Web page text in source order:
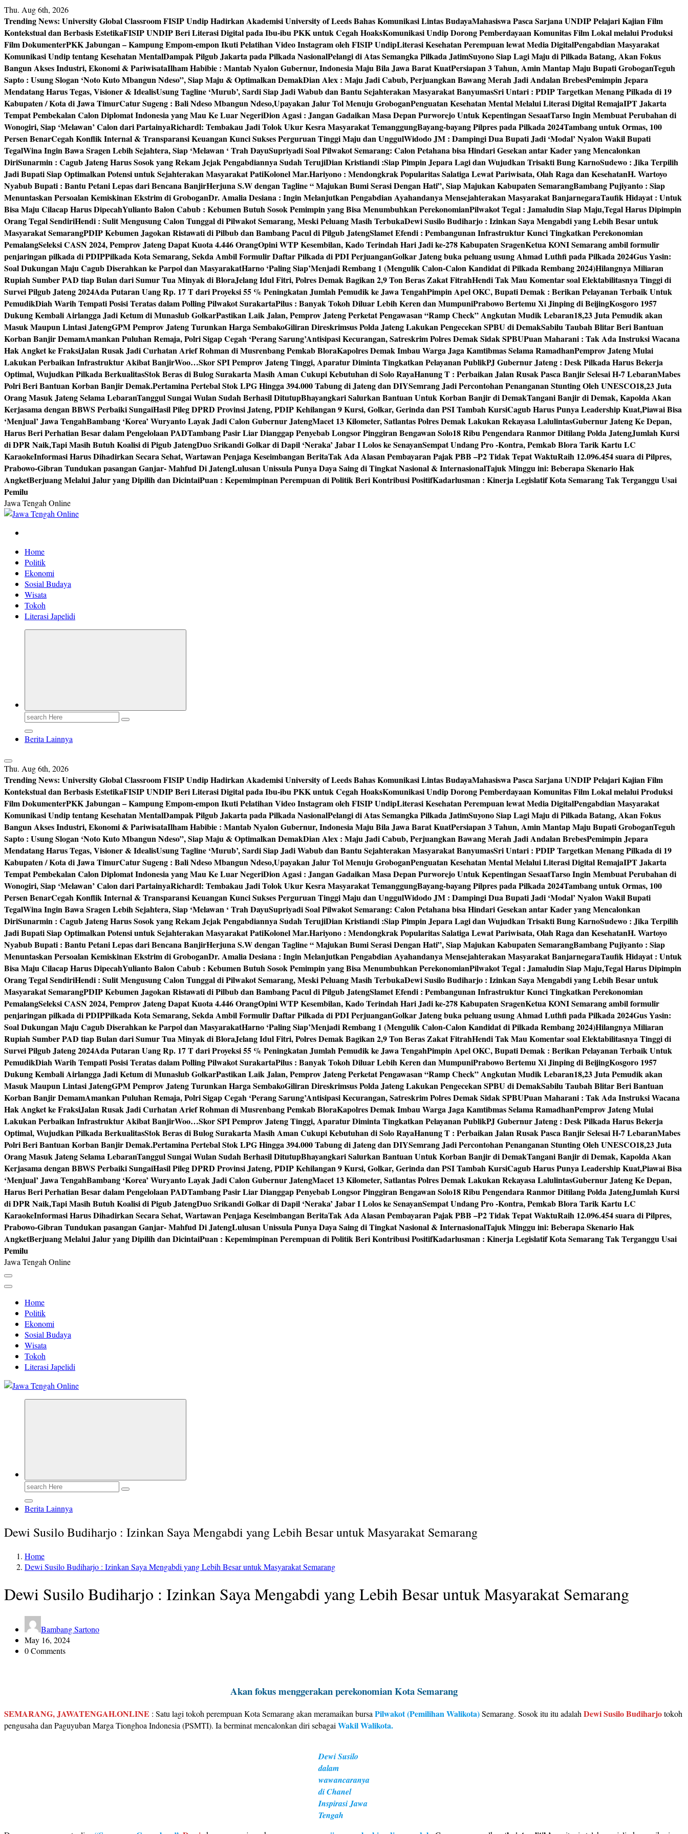
Skip
to
content
Thu. Aug 6th, 2026
Trending News: University Global Classroom FISIP Undip Hadirkan Akademisi University of Leeds Bahas Komunikasi Lintas BudayaMahasiswa Pasca Sarjana UNDIP Pelajari Kajian Film
Kontekstual dan Berbasis EstetikaFISIP UNDIP Beri Literasi Digital pada Ibu-ibu PKK untuk Cegah HoaksKomunikasi Undip Dorong Pemberdayaan Komunitas Film Lokal melalui Produksi
Film DokumenterPKK Jabungan – Kampung Empom-empon Ikuti Pelatihan Video Instagram oleh FISIP UndipLiterasi Kesehatan Perempuan lewat Media DigitalPengabdian Masyarakat
Komunikasi Undip tentang Kesehatan MentalDampak Pilgub Jakarta pada Pilkada NasionalPelangi di Atas Semangka Pilkada JatimSuyono Siap Lagi Maju di Pilkada Batang, Akan Fokus
Bangun Akses Industri, Ekonomi & PariwisataIlham Habibie : Mantab Nyalon Gubernur, Indonesia Maju Bila Jawa Barat KuatPersiapan 3 Tahun, Amin Mantap Maju Bupati GroboganTeguh
Sapto : Usung Slogan ‘Noto Kuto Mbangun Ndeso”, Siap Maju & Optimalkan DemakDian Alex : Maju Jadi Cabub, Perjuangkan Bawang Merah Jadi Andalan BrebesPemimpin Jepara
Mendatang Harus Tegas, Visioner & IdealisUsung Tagline ‘Murub’, Sardi Siap Jadi Wabub dan Bantu Sejahterakan Masyarakat BanyumasSri Untari : PDIP Targetkan Menang Pilkada di 19
Kabupaten / Kota di Jawa TimurCatur Sugeng : Bali Ndeso Mbangun Ndeso,Upayakan Jalur Tol Menuju GroboganPenguatan Kesehatan Mental Melalui Literasi Digital RemajaIPT Jakarta
Tempat Pembekalan Calon Diplomat Indonesia yang Mau Ke Luar NegeriDion Agasi : Jangan Gadaikan Masa Depan Purworejo Untuk Kepentingan SesaatTarso Ingin Membuat Perubahan di
Wonogiri, Siap ‘Melawan’ Calon dari PartainyaRichardl: Tembakau Jadi Tolok Ukur Kesra Masyarakat TemanggungBayang-bayang Pilpres pada Pilkada 2024Tambang untuk Ormas, 100
Persen BenarCegah Konflik Internal & Transparansi Keuangan Kunci Sukses Perguruan Tinggi Maju dan UnggulWidodo JM : Dampingi Dua Bupati Jadi ‘Modal’ Nyalon Wakil Bupati
TegalWina Ingin Bawa Sragen Lebih Sejahtera, Siap ‘Melawan ‘ Trah DayuSupriyadi Soal Pilwakot Semarang: Calon Petahana bisa Hindari Gesekan antar Kader yang Mencalonkan
DiriSunarmin : Cagub Jateng Harus Sosok yang Rekam Jejak Pengabdiannya Sudah TerujiDian Kristiandi :Siap Pimpin Jepara Lagi dan Wujudkan Trisakti Bung KarnoSudewo : Jika Terpilih
Jadi Bupati Siap Optimalkan Potensi untuk Sejahterakan Masyarakat PatiKolonel Mar.Hariyono : Mendongkrak Popularitas Salatiga Lewat Pariwisata, Olah Raga dan KesehatanH. Wartoyo
Nyabub Bupati : Bantu Petani Lepas dari Bencana BanjirHerjuna S.W dengan Tagline “ Majukan Bumi Serasi Dengan Hati”, Siap Majukan Kabupaten SemarangBambang Pujiyanto : Siap
Menuntaskan Persoalan Kemiskinan Ekstrim di GroboganDr. Amalia Desiana : Ingin Melanjutkan Pengabdian Ayahandanya Mensejahterakan Masyarakat BanjarnegaraTaufik Hidayat : Untuk
Bisa Maju Cilacap Harus DipecahYulianto Balon Cabub : Kebumen Butuh Sosok Pemimpin yang Bisa Menumbuhkan PerekonomianPilwakot Tegal : Jamaludin Siap Maju,Tegal Harus Dipimpin
Orang Tegal SendiriHendi : Sulit Mengusung Calon Tunggal di Pilwakot Semarang, Meski Peluang Masih TerbukaDewi Susilo Budiharjo : Izinkan Saya Mengabdi yang Lebih Besar untuk
Masyarakat SemarangPDIP Kebumen Jagokan Ristawati di Pilbub dan Bambang Pacul di Pilgub JatengSlamet Efendi : Pembangunan Infrastruktur Kunci Tingkatkan Perekonomian
PemalangSeleksi CASN 2024, Pemprov Jateng Dapat Kuota 4.446 OrangOpini WTP Kesembilan, Kado Terindah Hari Jadi ke-278 Kabupaten SragenKetua KONI Semarang ambil formulir
penjaringan pilkada di PDIPPilkada Kota Semarang, Sekda Ambil Formulir Daftar Pilkada di PDI PerjuanganGolkar Jateng buka peluang usung Ahmad Luthfi pada Pilkada 2024Gus Yasin:
Soal Dukungan Maju Cagub Diserahkan ke Parpol dan MasyarakatHarno ‘Paling Siap’Menjadi Rembang 1 (Mengulik Calon-Calon Kandidat di Pilkada Rembang 2024)Hilangnya Miliaran
Rupiah Sumber PAD tiap Bulan dari Sumur Tua Minyak di BloraJelang Idul Fitri, Polres Demak Bagikan 2,9 Ton Beras Zakat FitrahHendi Tak Mau Komentar soal Elektabilitasnya Tinggi di
Survei Pilgub Jateng 2024Ada Putaran Uang Rp. 17 T dari Proyeksi 55 % Peningkatan Jumlah Pemudik ke Jawa TengahPimpin Apel OKC, Bupati Demak : Berikan Pelayanan Terbaik Untuk
PemudikDiah Warih Tempati Posisi Teratas dalam Polling Pilwakot SurakartaPilus : Banyak Tokoh Diluar Lebih Keren dan MumpuniPrabowo Bertemu Xi Jinping di BeijingKosgoro 1957
Dukung Kembali Airlangga Jadi Ketum di Munaslub GolkarPastikan Laik Jalan, Pemprov Jateng Perketat Pengawasan “Ramp Check” Angkutan Mudik Lebaran18,23 Juta Pemudik akan
Masuk Maupun Lintasi JatengGPM Pemprov Jateng Turunkan Harga SembakoGiliran Direskrimsus Polda Jateng Lakukan Pengecekan SPBU di DemakSabilu Taubah Blitar Beri Bantuan
Korban Banjir DemamAmankan Puluhan Remaja, Polri Sigap Cegah ‘Perang Sarung’Antisipasi Kecurangan, Satreskrim Polres Demak Sidak SPBUPuan Maharani : Tak Ada Instruksi Wacana
Hak Angket ke FraksiJalan Rusak Jadi Curhatan Arief Rohman di Musrenbang Pemkab BloraKapolres Demak Imbau Warga Jaga Kamtibmas Selama RamadhanPemprov Jateng Mulai
Lakukan Perbaikan Infrastruktur Akibat BanjirWoo…Skor SPI Pemprov Jateng Tinggi, Aparatur Diminta Tingkatkan Pelayanan PublikPJ Gubernur Jateng : Desk Pilkada Harus Bekerja
Optimal, Wujudkan Pilkada BerkualitasStok Beras di Bulog Surakarta Masih Aman Cukupi Kebutuhan di Solo RayaHanung T : Perbaikan Jalan Rusak Pasca Banjir Selesai H-7 LebaranMabes
Polri Beri Bantuan Korban Banjir Demak.Pertamina Pertebal Stok LPG Hingga 394.000 Tabung di Jateng dan DIYSemrang Jadi Percontohan Penanganan Stunting Oleh UNESCO18,23 Juta
Orang Masuk Jateng Selama LebaranTanggul Sungai Wulan Sudah Berhasil DitutupBhayangkari Salurkan Bantuan Untuk Korban Banjir di DemakTangani Banjir di Demak, Kapolda Akan
Kerjasama dengan BBWS Perbaiki SungaiHasil Pileg DPRD Provinsi Jateng, PDIP Kehilangan 9 Kursi, Golkar, Gerinda dan PSI Tambah KursiCagub Harus Punya Leadership Kuat,Piawai Bisa
‘Menjual’ Jawa TengahBambang ‘Korea’ Wuryanto Layak Jadi Calon Gubernur JatengMacet 13 Kilometer, Satlantas Polres Demak Lakukan Rekayasa LalulintasGubernur Jateng Ke Depan,
Harus Beri Perhatian Besar dalam Pengelolaan PADTambang Pasir Liar Dianggap Penyebab Longsor Pinggiran Bengawan Solo18 Ribu Pengendara Ranmor Ditilang Polda JatengJumlah Kursi
di DPR Naik,Tapi Masih Butuh Koalisi di Pigub JatengDuo Srikandi Golkar di Dapil ‘Neraka’ Jabar I Lolos ke SenayanSempat Undang Pro -Kontra, Pemkab Blora Tarik Kartu LC
KaraokeInformasi Harus Dihadirkan Secara Sehat, Wartawan Penjaga Keseimbangan BeritaTak Ada Alasan Pembayaran Pajak PBB –P2 Tidak Tepat WaktuRaih 12.096.454 suara di Pilpres,
Prabowo-Gibran Tundukan pasangan Ganjar- Mahfud Di JatengLulusan Unissula Punya Daya Saing di Tingkat Nasional & InternasionalTajuk Minggu ini: Beberapa Skenario Hak
AngketBerjuang Melalui Jalur yang Dipilih dan DicintaiPuan : Kepemimpinan Perempuan di Politik Beri Kontribusi PositifKadarlusman : Kinerja Legislatif Kota Semarang Tak Terganggu Usai
Pemilu
Jawa Tengah Online
Berita Jawa Tengah Terbaru dan Terkini
Home
Politik
Ekonomi
Sosial Budaya
Wisata
Tokoh
Literasi Japelidi
Search
Berita Lainnya
Thu. Aug 6th, 2026
Trending News: University Global Classroom FISIP Undip Hadirkan Akademisi University of Leeds Bahas Komunikasi Lintas BudayaMahasiswa Pasca Sarjana UNDIP Pelajari Kajian Film
Kontekstual dan Berbasis EstetikaFISIP UNDIP Beri Literasi Digital pada Ibu-ibu PKK untuk Cegah HoaksKomunikasi Undip Dorong Pemberdayaan Komunitas Film Lokal melalui Produksi
Film DokumenterPKK Jabungan – Kampung Empom-empon Ikuti Pelatihan Video Instagram oleh FISIP UndipLiterasi Kesehatan Perempuan lewat Media DigitalPengabdian Masyarakat
Komunikasi Undip tentang Kesehatan MentalDampak Pilgub Jakarta pada Pilkada NasionalPelangi di Atas Semangka Pilkada JatimSuyono Siap Lagi Maju di Pilkada Batang, Akan Fokus
Bangun Akses Industri, Ekonomi & PariwisataIlham Habibie : Mantab Nyalon Gubernur, Indonesia Maju Bila Jawa Barat KuatPersiapan 3 Tahun, Amin Mantap Maju Bupati GroboganTeguh
Sapto : Usung Slogan ‘Noto Kuto Mbangun Ndeso”, Siap Maju & Optimalkan DemakDian Alex : Maju Jadi Cabub, Perjuangkan Bawang Merah Jadi Andalan BrebesPemimpin Jepara
Mendatang Harus Tegas, Visioner & IdealisUsung Tagline ‘Murub’, Sardi Siap Jadi Wabub dan Bantu Sejahterakan Masyarakat BanyumasSri Untari : PDIP Targetkan Menang Pilkada di 19
Kabupaten / Kota di Jawa TimurCatur Sugeng : Bali Ndeso Mbangun Ndeso,Upayakan Jalur Tol Menuju GroboganPenguatan Kesehatan Mental Melalui Literasi Digital RemajaIPT Jakarta
Tempat Pembekalan Calon Diplomat Indonesia yang Mau Ke Luar NegeriDion Agasi : Jangan Gadaikan Masa Depan Purworejo Untuk Kepentingan SesaatTarso Ingin Membuat Perubahan di
Wonogiri, Siap ‘Melawan’ Calon dari PartainyaRichardl: Tembakau Jadi Tolok Ukur Kesra Masyarakat TemanggungBayang-bayang Pilpres pada Pilkada 2024Tambang untuk Ormas, 100
Persen BenarCegah Konflik Internal & Transparansi Keuangan Kunci Sukses Perguruan Tinggi Maju dan UnggulWidodo JM : Dampingi Dua Bupati Jadi ‘Modal’ Nyalon Wakil Bupati
TegalWina Ingin Bawa Sragen Lebih Sejahtera, Siap ‘Melawan ‘ Trah DayuSupriyadi Soal Pilwakot Semarang: Calon Petahana bisa Hindari Gesekan antar Kader yang Mencalonkan
DiriSunarmin : Cagub Jateng Harus Sosok yang Rekam Jejak Pengabdiannya Sudah TerujiDian Kristiandi :Siap Pimpin Jepara Lagi dan Wujudkan Trisakti Bung KarnoSudewo : Jika Terpilih
Jadi Bupati Siap Optimalkan Potensi untuk Sejahterakan Masyarakat PatiKolonel Mar.Hariyono : Mendongkrak Popularitas Salatiga Lewat Pariwisata, Olah Raga dan KesehatanH. Wartoyo
Nyabub Bupati : Bantu Petani Lepas dari Bencana BanjirHerjuna S.W dengan Tagline “ Majukan Bumi Serasi Dengan Hati”, Siap Majukan Kabupaten SemarangBambang Pujiyanto : Siap
Menuntaskan Persoalan Kemiskinan Ekstrim di GroboganDr. Amalia Desiana : Ingin Melanjutkan Pengabdian Ayahandanya Mensejahterakan Masyarakat BanjarnegaraTaufik Hidayat : Untuk
Bisa Maju Cilacap Harus DipecahYulianto Balon Cabub : Kebumen Butuh Sosok Pemimpin yang Bisa Menumbuhkan PerekonomianPilwakot Tegal : Jamaludin Siap Maju,Tegal Harus Dipimpin
Orang Tegal SendiriHendi : Sulit Mengusung Calon Tunggal di Pilwakot Semarang, Meski Peluang Masih TerbukaDewi Susilo Budiharjo : Izinkan Saya Mengabdi yang Lebih Besar untuk
Masyarakat SemarangPDIP Kebumen Jagokan Ristawati di Pilbub dan Bambang Pacul di Pilgub JatengSlamet Efendi : Pembangunan Infrastruktur Kunci Tingkatkan Perekonomian
PemalangSeleksi CASN 2024, Pemprov Jateng Dapat Kuota 4.446 OrangOpini WTP Kesembilan, Kado Terindah Hari Jadi ke-278 Kabupaten SragenKetua KONI Semarang ambil formulir
penjaringan pilkada di PDIPPilkada Kota Semarang, Sekda Ambil Formulir Daftar Pilkada di PDI PerjuanganGolkar Jateng buka peluang usung Ahmad Luthfi pada Pilkada 2024Gus Yasin:
Soal Dukungan Maju Cagub Diserahkan ke Parpol dan MasyarakatHarno ‘Paling Siap’Menjadi Rembang 1 (Mengulik Calon-Calon Kandidat di Pilkada Rembang 2024)Hilangnya Miliaran
Rupiah Sumber PAD tiap Bulan dari Sumur Tua Minyak di BloraJelang Idul Fitri, Polres Demak Bagikan 2,9 Ton Beras Zakat FitrahHendi Tak Mau Komentar soal Elektabilitasnya Tinggi di
Survei Pilgub Jateng 2024Ada Putaran Uang Rp. 17 T dari Proyeksi 55 % Peningkatan Jumlah Pemudik ke Jawa TengahPimpin Apel OKC, Bupati Demak : Berikan Pelayanan Terbaik Untuk
PemudikDiah Warih Tempati Posisi Teratas dalam Polling Pilwakot SurakartaPilus : Banyak Tokoh Diluar Lebih Keren dan MumpuniPrabowo Bertemu Xi Jinping di BeijingKosgoro 1957
Dukung Kembali Airlangga Jadi Ketum di Munaslub GolkarPastikan Laik Jalan, Pemprov Jateng Perketat Pengawasan “Ramp Check” Angkutan Mudik Lebaran18,23 Juta Pemudik akan
Masuk Maupun Lintasi JatengGPM Pemprov Jateng Turunkan Harga SembakoGiliran Direskrimsus Polda Jateng Lakukan Pengecekan SPBU di DemakSabilu Taubah Blitar Beri Bantuan
Korban Banjir DemamAmankan Puluhan Remaja, Polri Sigap Cegah ‘Perang Sarung’Antisipasi Kecurangan, Satreskrim Polres Demak Sidak SPBUPuan Maharani : Tak Ada Instruksi Wacana
Hak Angket ke FraksiJalan Rusak Jadi Curhatan Arief Rohman di Musrenbang Pemkab BloraKapolres Demak Imbau Warga Jaga Kamtibmas Selama RamadhanPemprov Jateng Mulai
Lakukan Perbaikan Infrastruktur Akibat BanjirWoo…Skor SPI Pemprov Jateng Tinggi, Aparatur Diminta Tingkatkan Pelayanan PublikPJ Gubernur Jateng : Desk Pilkada Harus Bekerja
Optimal, Wujudkan Pilkada BerkualitasStok Beras di Bulog Surakarta Masih Aman Cukupi Kebutuhan di Solo RayaHanung T : Perbaikan Jalan Rusak Pasca Banjir Selesai H-7 LebaranMabes
Polri Beri Bantuan Korban Banjir Demak.Pertamina Pertebal Stok LPG Hingga 394.000 Tabung di Jateng dan DIYSemrang Jadi Percontohan Penanganan Stunting Oleh UNESCO18,23 Juta
Orang Masuk Jateng Selama LebaranTanggul Sungai Wulan Sudah Berhasil DitutupBhayangkari Salurkan Bantuan Untuk Korban Banjir di DemakTangani Banjir di Demak, Kapolda Akan
Kerjasama dengan BBWS Perbaiki SungaiHasil Pileg DPRD Provinsi Jateng, PDIP Kehilangan 9 Kursi, Golkar, Gerinda dan PSI Tambah KursiCagub Harus Punya Leadership Kuat,Piawai Bisa
‘Menjual’ Jawa TengahBambang ‘Korea’ Wuryanto Layak Jadi Calon Gubernur JatengMacet 13 Kilometer, Satlantas Polres Demak Lakukan Rekayasa LalulintasGubernur Jateng Ke Depan,
Harus Beri Perhatian Besar dalam Pengelolaan PADTambang Pasir Liar Dianggap Penyebab Longsor Pinggiran Bengawan Solo18 Ribu Pengendara Ranmor Ditilang Polda JatengJumlah Kursi
di DPR Naik,Tapi Masih Butuh Koalisi di Pigub JatengDuo Srikandi Golkar di Dapil ‘Neraka’ Jabar I Lolos ke SenayanSempat Undang Pro -Kontra, Pemkab Blora Tarik Kartu LC
KaraokeInformasi Harus Dihadirkan Secara Sehat, Wartawan Penjaga Keseimbangan BeritaTak Ada Alasan Pembayaran Pajak PBB –P2 Tidak Tepat WaktuRaih 12.096.454 suara di Pilpres,
Prabowo-Gibran Tundukan pasangan Ganjar- Mahfud Di JatengLulusan Unissula Punya Daya Saing di Tingkat Nasional & InternasionalTajuk Minggu ini: Beberapa Skenario Hak
AngketBerjuang Melalui Jalur yang Dipilih dan DicintaiPuan : Kepemimpinan Perempuan di Politik Beri Kontribusi PositifKadarlusman : Kinerja Legislatif Kota Semarang Tak Terganggu Usai
Pemilu
Jawa Tengah Online
Home
Politik
Ekonomi
Sosial Budaya
Wisata
Tokoh
Literasi Japelidi
Search
Berita Lainnya
Dewi Susilo Budiharjo : Izinkan Saya Mengabdi yang Lebih Besar untuk Masyarakat Semarang
Home
Dewi Susilo Budiharjo : Izinkan Saya Mengabdi yang Lebih Besar untuk Masyarakat Semarang
Dewi Susilo Budiharjo : Izinkan Saya Mengabdi yang Lebih Besar untuk Masyarakat Semarang
Bambang Sartono
May 16, 2024
0 Comments
Akan fokus menggerakan perekonomian Kota Semarang
SEMARANG, JAWATENGAH.ONLINE : Satu lagi tokoh perempuan Kota Semarang akan meramaikan bursa Pilwakot (Pemilihan Walikota)Semarang. Sosok itu itu adalah Dewi Susilo Budiharjotokoh
pengusaha dan Paguyuban Marga Tionghoa Indonesia (PSMTI). Ia berminat mencalonkan diri sebagai Wakil Walikota.
Dewi Susilo
dalam
wawancaranya
di Chanel
Inspirasi Jawa
Tengah